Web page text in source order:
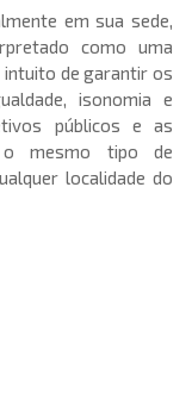
em sua sede,
como uma
de garantir os
isonomia e
públicos e as
o mesmo tipo de
localidade do